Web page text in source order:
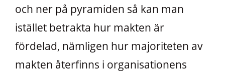
och ner på pyramiden så kan man
istället betrakta hur makten är
fördelad, nämligen hur majoriteten av
makten återfinns i organisationens